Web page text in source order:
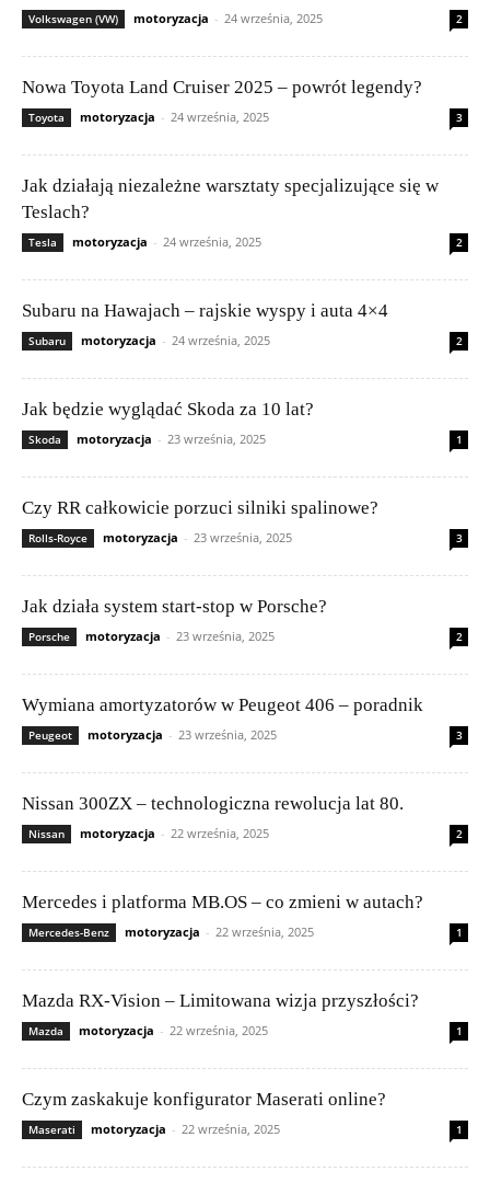
Volkswagen (VW) motoryzacja - 24 września, 2025 2
Nowa Toyota Land Cruiser 2025 – powrót legendy?
Toyota motoryzacja - 24 września, 2025 3
Jak działają niezależne warsztaty specjalizujące się w
Teslach?
Tesla motoryzacja - 24 września, 2025 2
Subaru na Hawajach – rajskie wyspy i auta 4×4
Subaru motoryzacja - 24 września, 2025 2
Jak będzie wyglądać Skoda za 10 lat?
Skoda motoryzacja - 23 września, 2025 1
Czy RR całkowicie porzuci silniki spalinowe?
Rolls-Royce motoryzacja - 23 września, 2025 3
Jak działa system start-stop w Porsche?
Porsche motoryzacja - 23 września, 2025 2
Wymiana amortyzatorów w Peugeot 406 – poradnik
Peugeot motoryzacja - 23 września, 2025 3
Nissan 300ZX – technologiczna rewolucja lat 80.
Nissan motoryzacja - 22 września, 2025 2
Mercedes i platforma MB.OS – co zmieni w autach?
Mercedes-Benz motoryzacja - 22 września, 2025 1
Mazda RX-Vision – Limitowana wizja przyszłości?
Mazda motoryzacja - 22 września, 2025 1
Czym zaskakuje konfigurator Maserati online?
Maserati motoryzacja - 22 września, 2025 1